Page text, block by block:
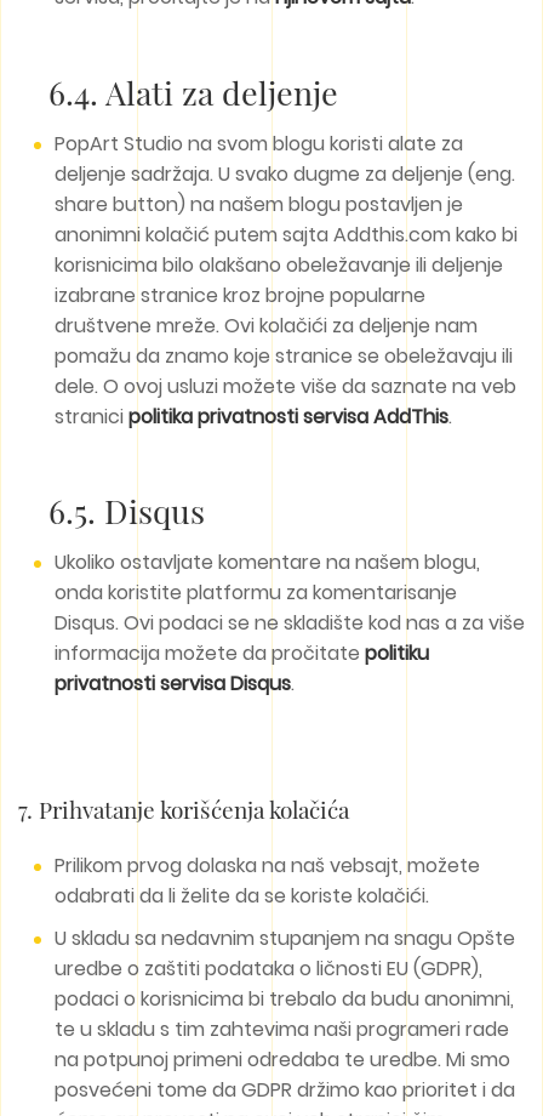
6.4. Alati za deljenje
PopArt Studio na svom blogu koristi alate za
deljenje sadržaja. U svako dugme za deljenje (eng.
share button) na našem blogu postavljen je
anonimni kolačić putem sajta Addthis.com kako bi
korisnicima bilo olakšano obeležavanje ili deljenje
izabrane stranice kroz brojne popularne
društvene mreže. Ovi kolačići za deljenje nam
pomažu da znamo koje stranice se obeležavaju ili
dele. O ovoj usluzi možete više da saznate na veb
stranici politika privatnosti servisa AddThis.
6.5. Disqus
Ukoliko ostavljate komentare na našem blogu,
onda koristite platformu za komentarisanje
Disqus. Ovi podaci se ne skladište kod nas a za više
informacija možete da pročitate politiku
privatnosti servisa Disqus.
7. Prihvatanje korišćenja kolačića
Prilikom prvog dolaska na naš vebsajt, možete
odabrati da li želite da se koriste kolačići.
U skladu sa nedavnim stupanjem na snagu Opšte
uredbe o zaštiti podataka o ličnosti EU (GDPR),
podaci o korisnicima bi trebalo da budu anonimni,
te u skladu s tim zahtevima naši programeri rade
na potpunoj primeni odredaba te uredbe. Mi smo
posvećeni tome da GDPR držimo kao prioritet i da